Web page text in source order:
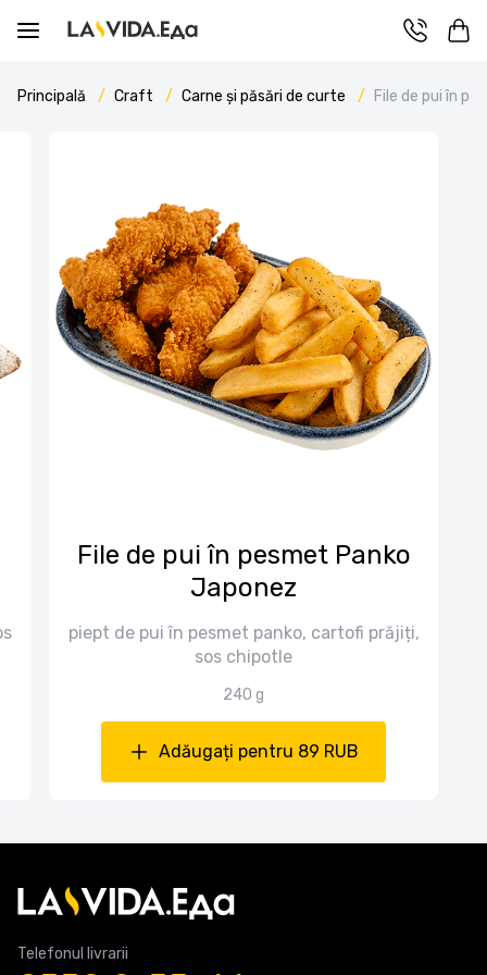
Principală Craft Carne și păsări de curte File de pui în
File de pui în pesmet Panko
Japonez
piept de pui în pesmet panko, cartofi prăjiți,
sos chipotle
240 g
Adăugați pentru 89 RUB
Telefonul livrarii